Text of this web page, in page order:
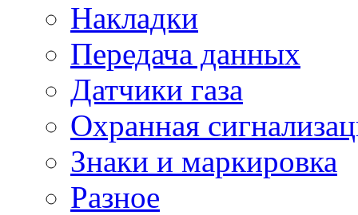
Накладки
Передача данных
Датчики газа
Охранная
Знаки и маркировка
Разное